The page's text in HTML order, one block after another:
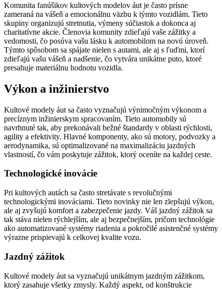
Komunita fanúšikov kultových modelov áut je často prísne
zameraná na vášeň a emocionálnu väzbu k týmto vozidlám. Tieto
skupiny organizujú stretnutia, výmeny súčiastok a dokonca aj
charitatívne akcie. Členovia komunity zdieľajú vaše zážitky a
vedomosti, čo posúva vašu lásku k automobilom na novú úroveň.
Týmto spôsobom sa spájate nielen s autami, ale aj s ľuďmi, ktorí
zdieľajú vašu vášeň a nadšenie, čo vytvára unikátne puto, ktoré
presahuje materiálnu hodnotu vozidla.
Výkon a inžinierstvo
Kultové modely áut sa často vyznačujú výnimočným výkonom a
precíznym inžinierskym spracovaním. Tieto automobily sú
navrhnuté tak, aby prekonávali bežné štandardy v oblasti rýchlosti,
agility a efektivity. Hlavné komponenty, ako sú motory, podvozky a
aerodynamika, sú optimalizované na maximalizáciu jazdných
vlastností, čo vám poskytuje zážitok, ktorý oceníte na každej ceste.
Technologické inovácie
Pri kultových autách sa často stretávate s revolučnými
technologickými inováciami. Tieto novinky nie len zlepšujú výkon,
ale aj zvyšujú komfort a zabezpečenie jazdy. Váš jazdný zážitok sa
tak stáva nielen rýchlejším, ale aj bezpečnejším, pričom technológie
ako automatizované systémy riadenia a pokročilé asistenčné systémy
výrazne prispievajú k celkovej kvalite vozu.
Jazdný zážitok
Kultové modely áut sa vyznačujú unikátnym jazdným zážitkom,
ktorý zasahuje všetky zmysly. Každý aspekt, od konštrukcie